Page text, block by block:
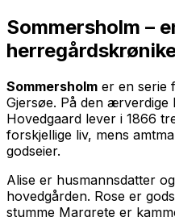
Sommersholm –
Sommersholm er en serie
Gjersøe. På den
Hovedgaard lever i 1866
forskjellige liv, mens
godseier.
Alise er husmannsdatter
hovedgården. Rose er
stumme Margrete er